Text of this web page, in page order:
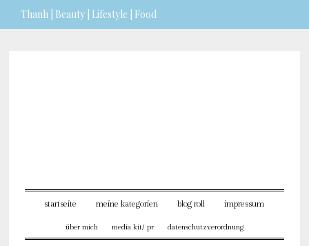
Thanh | Beauty | Lifestyle | Food
startseite meine kategorien blog roll impressum
über mich media kit/ pr datenschutzverordnung